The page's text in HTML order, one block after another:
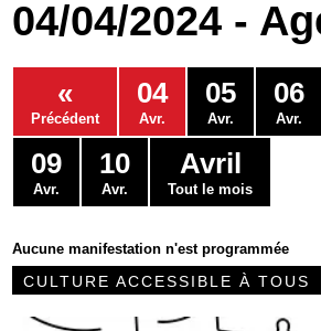
Economie
Services
Contacts
04/04/2024 -
«
Précédent
04
Avr.
05
Avr.
06
Avr.
09
Avr.
10
Avr.
Avril
Tout le mois
Aucune manifestation n'est programmée
CULTURE ACCESSIBLE À TOUS